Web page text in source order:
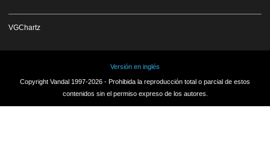
VGChartz
Versión en inglés
Copyright Vandal 1997-2026 - Prohibida la reproducción total o parcial de estos
contenidos sin el permiso expreso de los autores.